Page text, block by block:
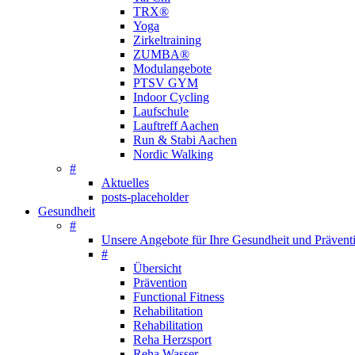
TRX®
Yoga
Zirkeltraining
ZUMBA®
Modulangebote
PTSV GYM
Indoor Cycling
Laufschule
Lauftreff Aachen
Run & Stabi Aachen
Nordic Walking
#
Aktuelles
posts-placeholder
Gesundheit
#
Unsere Angebote für Ihre Gesundheit und
#
Übersicht
Prävention
Functional Fitness
Rehabilitation
Rehabilitation
Reha Herzsport